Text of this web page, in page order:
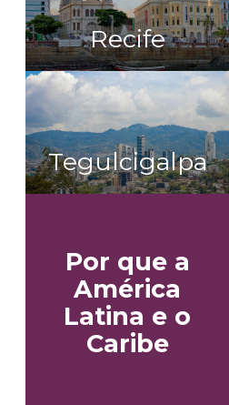
Recife
Tegulcigalpa
Por que a
América
Latina e o
Caribe